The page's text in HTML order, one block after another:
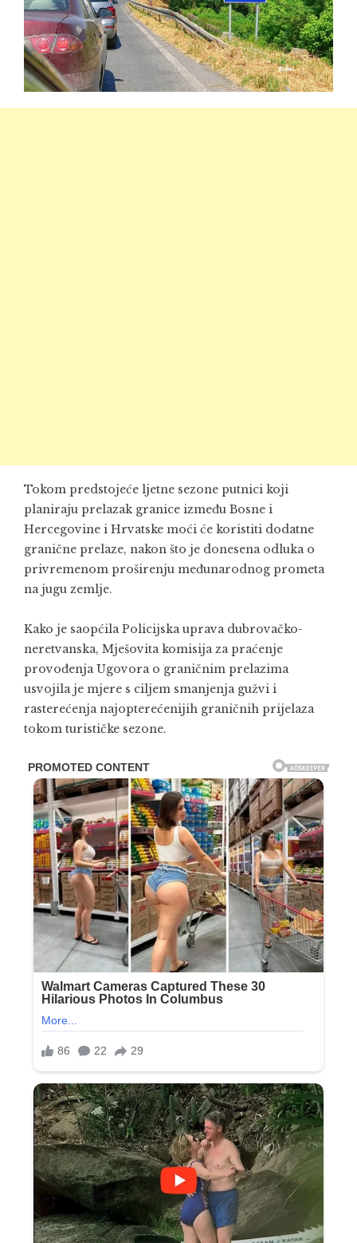
Tokom predstojeće ljetne sezone putnici koji
planiraju prelazak granice između Bosne i
Hercegovine i Hrvatske moći će koristiti dodatne
granične prelaze, nakon što je donesena odluka o
privremenom proširenju međunarodnog prometa
na jugu zemlje.
Kako je saopćila Policijska uprava dubrovačko-
neretvanska, Mješovita komisija za praćenje
provođenja Ugovora o graničnim prelazima
usvojila je mjere s ciljem smanjenja gužvi i
rasterećenja najopterećenijih graničnih prijelaza
tokom turističke sezone.